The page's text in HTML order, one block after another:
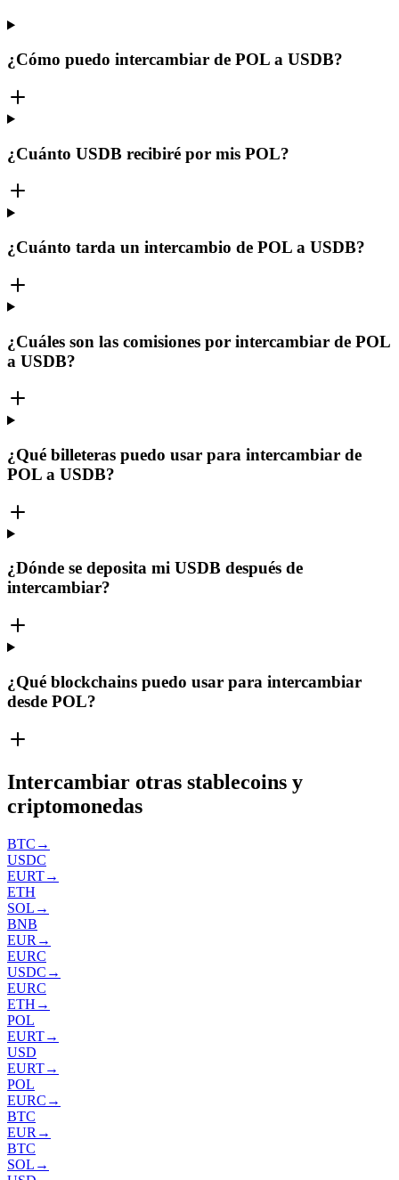
¿Cómo puedo intercambiar de POL a USDB?
¿Cuánto USDB recibiré por mis POL?
¿Cuánto tarda un intercambio de POL a USDB?
¿Cuáles son las comisiones por intercambiar de POL
a USDB?
¿Qué billeteras puedo usar para intercambiar de
POL a USDB?
¿Dónde se deposita mi USDB después de
intercambiar?
¿Qué blockchains puedo usar para intercambiar
desde POL?
Intercambiar otras stablecoins y
criptomonedas
BTC →
USDC
EURT→
ETH
SOL →
BNB
EUR →
EURC
USDC →
EURC
ETH →
POL
EURT→
USD
EURT→
POL
EURC →
BTC
EUR →
BTC
SOL →